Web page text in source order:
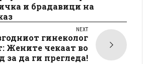
и брадавици на
NEXT
гинеколог
Жените чекаат во
за да ги прегледа!